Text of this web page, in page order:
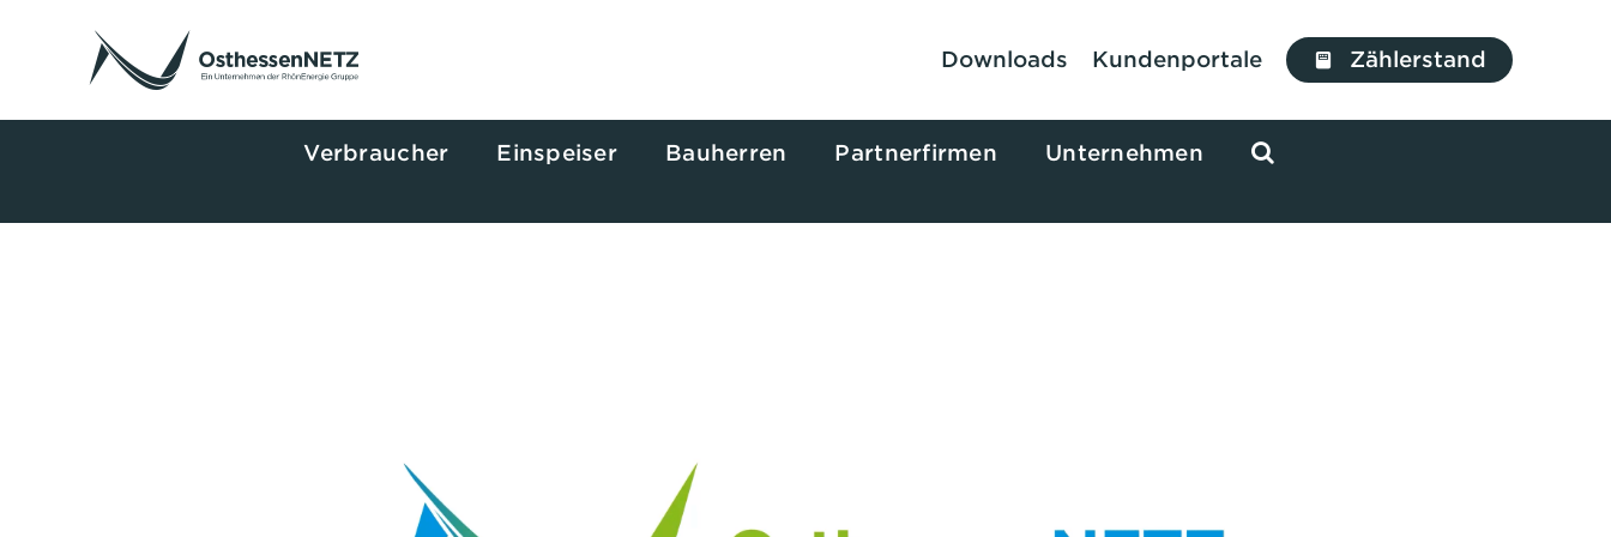
springen
Downloads Kundenportale Zählerstand
Verbraucher Einspeiser Bauherren Partnerfirmen Unternehmen